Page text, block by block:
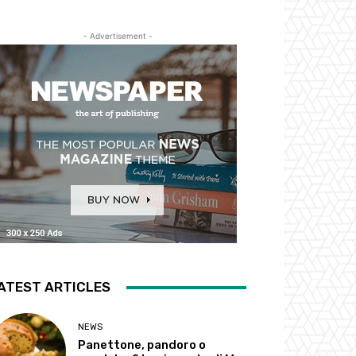
- Advertisement -
ARTICLES
NEWS
Panettone, pandoro o